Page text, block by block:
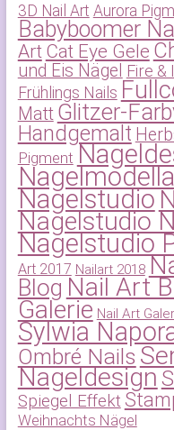
3D Nail Art Aurora
Babyboomer
Art Cat Eye Gele
und Eis Nägel Fire &
Frühlings Nails
Matt Glitzer-
Handgemalt
Pigment
Nagelstudio
Nagelstudio
Nagelstudio
Art 2017 Nailart 2018
Blog Nail Art
Galerie Nail Art
Sylwia
Ombré Nails
Nageldesign
Spiegel Effekt
Weihnachts Nägel